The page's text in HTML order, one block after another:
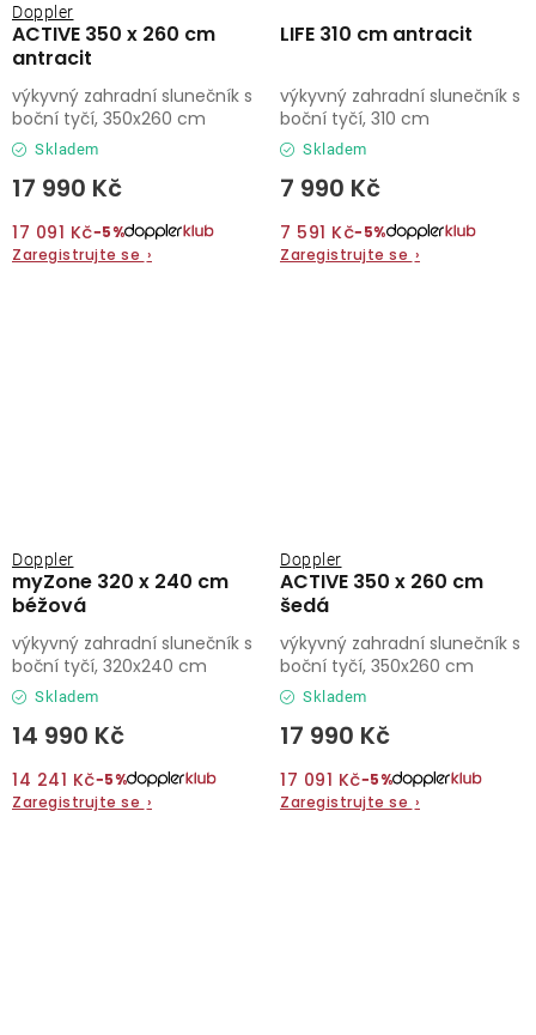
ACTIVE 350 x 260 cm
antracit
Doppler
Skladem
17 990 Kč
17 091 Kč−5%
Zaregistrujte se ›
výkyvný zahradní slunečník s
boční tyčí, 350x260 cm
LIFE 310 cm antracit
Skladem
7 990 Kč
7 591 Kč−5%
Zaregistrujte se ›
výkyvný zahradní slunečník s
boční tyčí, 310 cm
myZone 320 x 240 cm
béžová
Doppler
Skladem
14 990 Kč
14 241 Kč−5%
Zaregistrujte se ›
výkyvný zahradní slunečník s
boční tyčí, 320x240 cm
ACTIVE 350 x 260 cm
šedá
Doppler
Skladem
17 990 Kč
17 091 Kč−5%
Zaregistrujte se ›
výkyvný zahradní slunečník s
boční tyčí, 350x260 cm